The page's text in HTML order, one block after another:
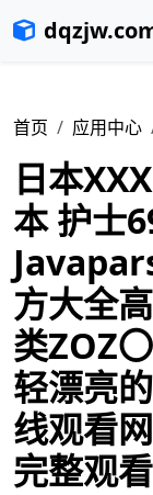
首页 应用中心
日本
本 护士
方大全
类ZOZ
轻漂亮
线观看
完整观